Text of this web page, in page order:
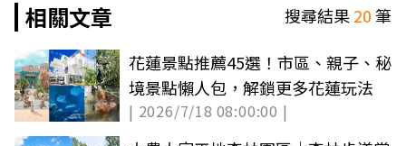
相關文章
搜尋結果20筆
花蓮景點推薦45選！市區、親子、秘
境景點懶人包，解鎖更多花蓮玩法
| 2026/7/18 08:00:00 |